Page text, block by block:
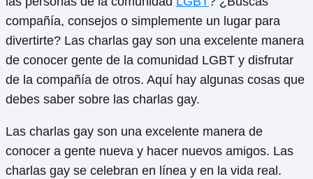
compañía, consejos o simplemente un lugar para
divertirte? Las charlas gay son una excelente manera
de conocer gente de la comunidad LGBT y disfrutar
de la compañía de otros. Aquí hay algunas cosas que
debes saber sobre las charlas gay.
Las charlas gay son una excelente manera de
conocer a gente nueva y hacer nuevos amigos. Las
charlas gay se celebran en línea y en la vida real.